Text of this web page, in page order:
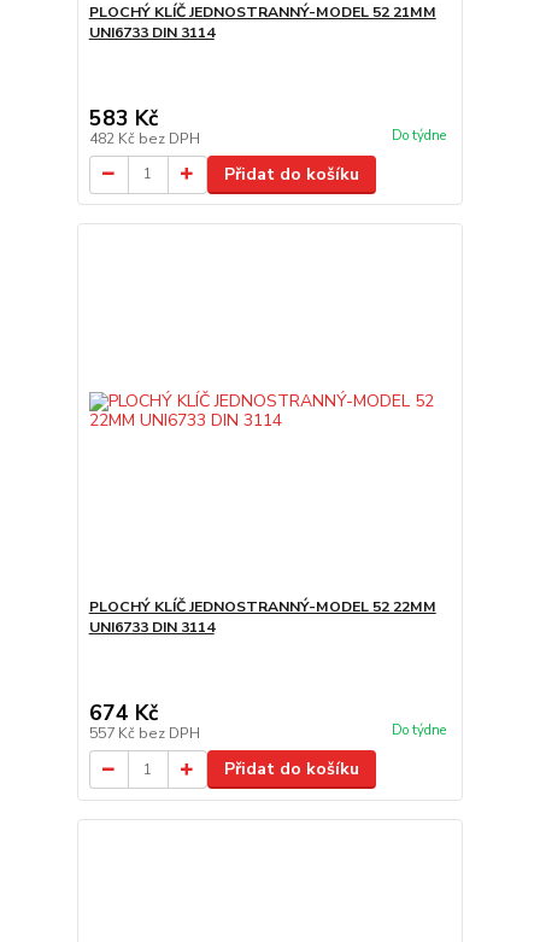
PLOCHÝ KLÍČ JEDNOSTRANNÝ-MODEL 52 21MM
UNI6733 DIN 3114
583 Kč
482 Kč bez DPH Do týdne
Přidat do košíku
PLOCHÝ KLÍČ JEDNOSTRANNÝ-MODEL 52 22MM
UNI6733 DIN 3114
674 Kč
557 Kč bez DPH Do týdne
Přidat do košíku